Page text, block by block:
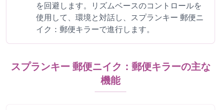
を回避します。リズムベースのコントロールを
使用して、環境と対話し、スプランキー 郵便ニ
イク：郵便キラーで進行します。
スプランキー 郵便ニイク：郵便キラーの主な
機能